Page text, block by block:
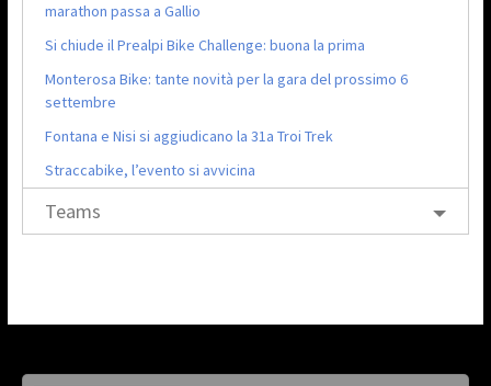
marathon passa a Gallio
Si chiude il Prealpi Bike Challenge: buona la prima
Monterosa Bike: tante novità per la gara del prossimo 6
settembre
Fontana e Nisi si aggiudicano la 31a Troi Trek
Straccabike, l’evento si avvicina
Teams